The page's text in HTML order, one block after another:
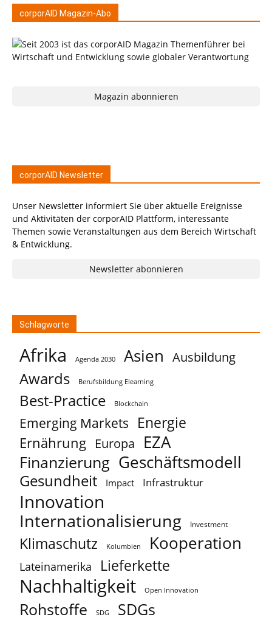
corporAID Magazin-Abo
Magazin abonnieren
corporAID Newsletter
Unser Newsletter informiert Sie über aktuelle Ereignisse
und Aktivitäten der corporAID Plattform, interessante
Themen sowie Veranstaltungen aus dem Bereich Wirtschaft
& Entwicklung.
Newsletter abonnieren
Schlagworte
Afrika Agenda 2030 Asien Ausbildung
Awards Berufsbildung Elearning
Best-Practice Blockchain
Emerging Markets Energie
Ernährung Europa EZA
Finanzierung Geschäftsmodell
Gesundheit Impact Infrastruktur
Innovation
Internationalisierung Investment
Klimaschutz Kolumbien Kooperation
Lateinamerika Lieferkette
Nachhaltigkeit Open Innovation
Rohstoffe SDG SDGs